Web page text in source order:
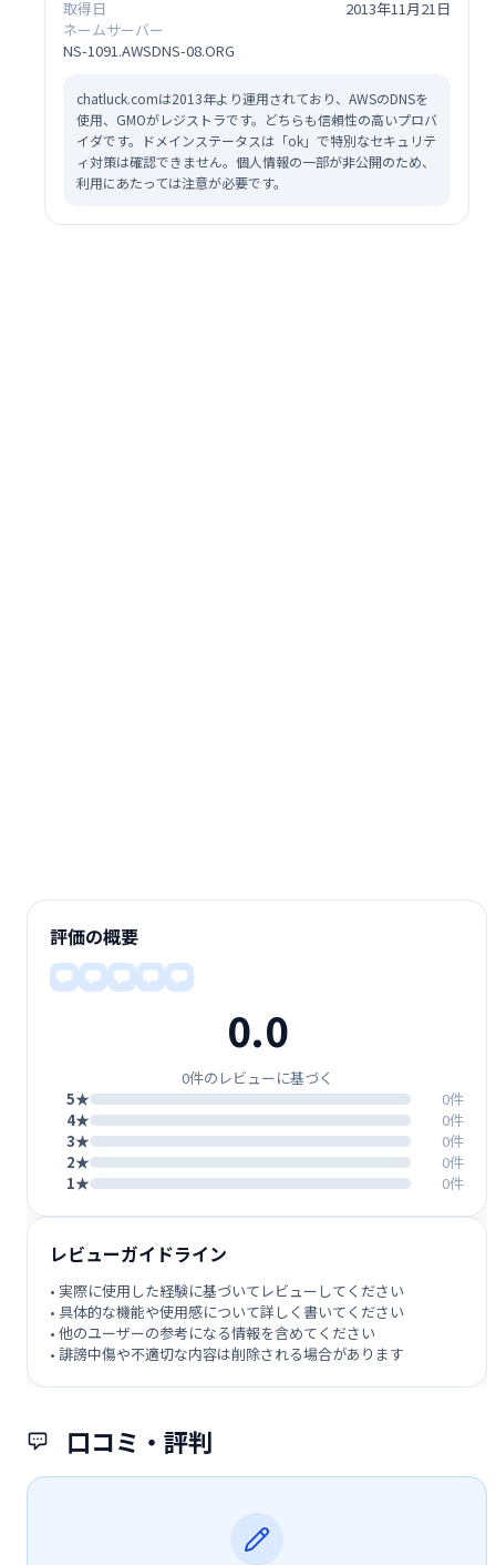
取得日
2013年11月21日
ネームサーバー
NS-1091.AWSDNS-08.ORG
chatluck.comは2013年より運用されており、AWSのDNSを
使用、GMOがレジストラです。どちらも信頼性の高いプロバ
イダです。ドメインステータスは「ok」で特別なセキュリテ
ィ対策は確認できません。個人情報の一部が非公開のため、
利用にあたっては注意が必要です。
口コミ・評判
評価の概要
0.0
0件のレビューに基づく
5★
0件
4★
0件
3★
0件
2★
0件
1★
0件
レビューガイドライン
• 実際に使用した経験に基づいてレビューしてください
• 具体的な機能や使用感について詳しく書いてください
• 他のユーザーの参考になる情報を含めてください
• 誹謗中傷や不適切な内容は削除される場合があります